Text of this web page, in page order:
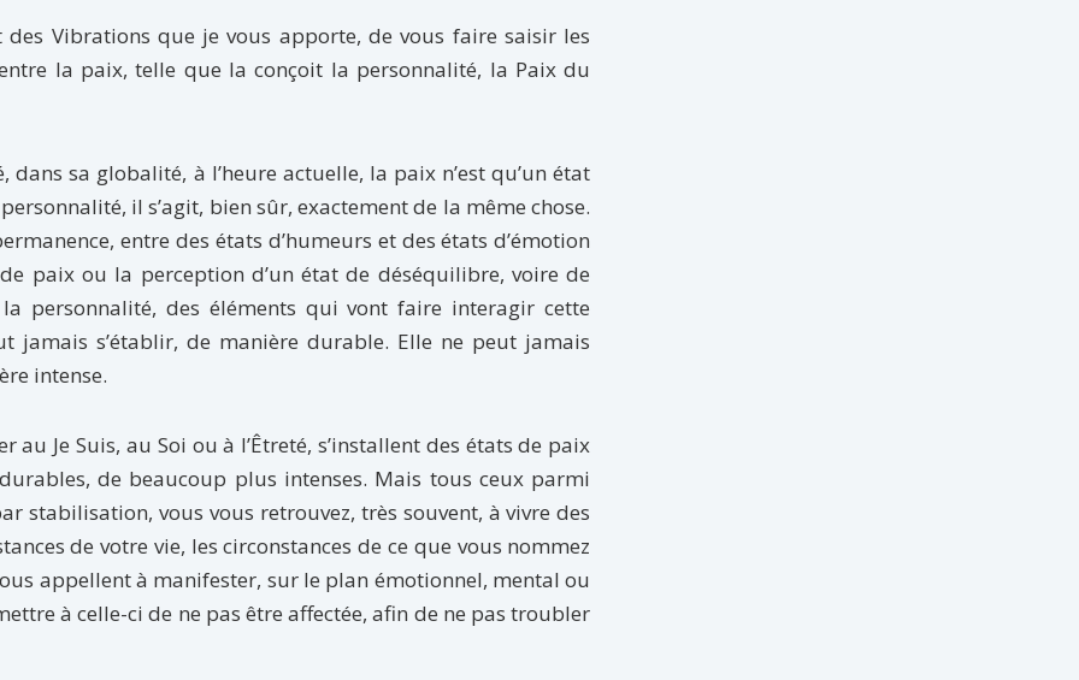
volume.
Vibrations que je vous apporte, de vous faire saisir les
la paix, telle que la conçoit la personnalité, la Paix du
sa globalité, à l’heure actuelle, la paix n’est qu’un état
il s’agit, bien sûr, exactement de la même chose.
entre des états d’humeurs et des états d’émotion
paix ou la perception d’un état de déséquilibre, voire de
personnalité, des éléments qui vont faire interagir cette
jamais s’établir, de manière durable. Elle ne peut jamais
intense.
Je Suis, au Soi ou à l’Êtreté, s’installent des états de paix
de beaucoup plus intenses. Mais tous ceux parmi
stabilisation, vous vous retrouvez, très souvent, à vivre des
de votre vie, les circonstances de ce que vous nommez
appellent à manifester, sur le plan émotionnel, mental ou
à celle-ci de ne pas être affectée, afin de ne pas troubler